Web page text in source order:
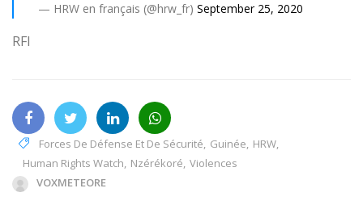
— HRW en français (@hrw_fr) September 25, 2020
RFI
Forces De Défense Et De Sécurité, Guinée, HRW,
Human Rights Watch, Nzérékoré, Violences
VOXMETEORE